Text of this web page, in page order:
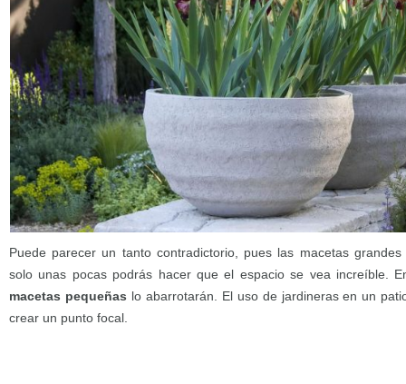
Puede parecer un tanto contradictorio, pues las macetas
solo unas pocas podrás hacer que el espacio se vea increíble.
macetas pequeñas lo abarrotarán. El uso de jardineras en un
crear un punto focal.